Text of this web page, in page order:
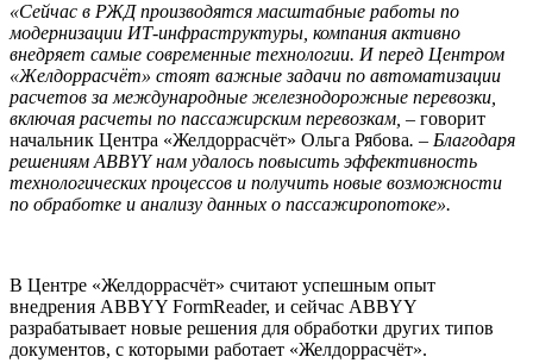
«Сейчас в РЖД производятся масштабные работы по
модернизации ИТ-инфраструктуры, компания активно
внедряет самые современные технологии. И перед Центром
«Желдоррасчёт» стоят важные задачи по автоматизации
расчетов за международные железнодорожные перевозки,
включая расчеты по пассажирским перевозкам, – говорит
начальник Центра «Желдоррасчёт» Ольга Рябова. – Благодаря
решениям ABBYY нам удалось повысить эффективность
технологических процессов и получить новые возможности
по обработке и анализу данных о пассажиропотоке».
В Центре «Желдоррасчёт» считают успешным опыт
внедрения ABBYY FormReader, и сейчас ABBYY
разрабатывает новые решения для обработки других типов
документов, с которыми работает «Желдоррасчёт».